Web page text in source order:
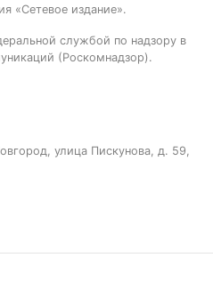
«Сетевое издание».
службой по надзору в
(Роскомнадзор).
улица Пискунова, д. 59,